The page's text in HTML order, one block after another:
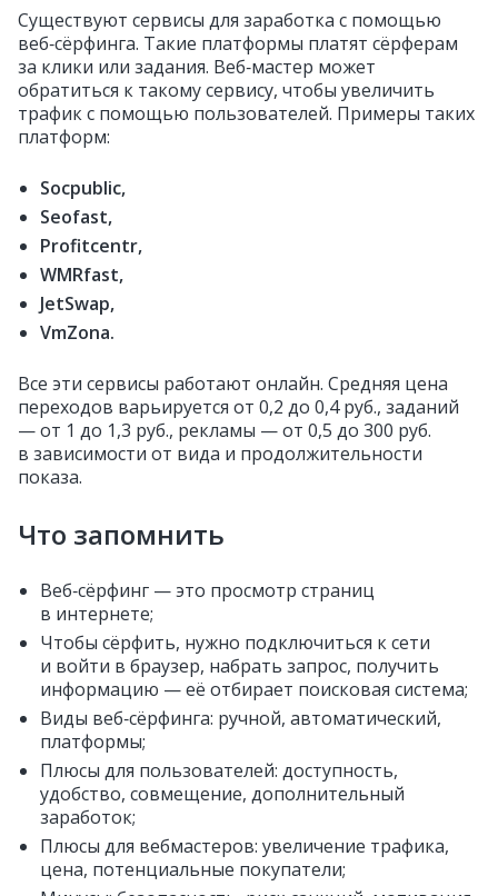
Существуют сервисы для заработка с помощью
веб‑сёрфинга. Такие платформы платят сёрферам
за клики или задания. Веб‑мастер может
обратиться к такому сервису, чтобы увеличить
трафик с помощью пользователей. Примеры таких
платформ:
Socpublic,
Seofast,
Profitcentr,
WMRfast,
JetSwap,
VmZona.
Все эти сервисы работают онлайн. Средняя цена
переходов варьируется от 0,2 до 0,4 руб., заданий
— от 1 до 1,3 руб., рекламы — от 0,5 до 300 руб.
в зависимости от вида и продолжительности
показа.
Что запомнить
Веб‑сёрфинг — это просмотр страниц
в интернете;
Чтобы сёрфить, нужно подключиться к сети
и войти в браузер, набрать запрос, получить
информацию — её отбирает поисковая система;
Виды веб‑сёрфинга: ручной, автоматический,
платформы;
Плюсы для пользователей: доступность,
удобство, совмещение, дополнительный
заработок;
Плюсы для вебмастеров: увеличение трафика,
цена, потенциальные покупатели;